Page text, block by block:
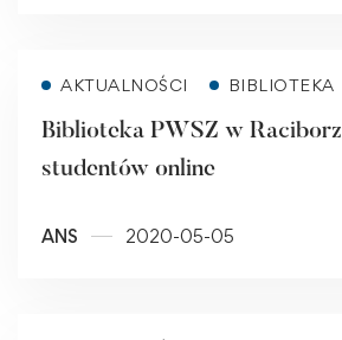
AKTUALNOŚCI BIBLIOTEKA
Biblioteka PWSZ w
studentów online
ANS 2020-05-05